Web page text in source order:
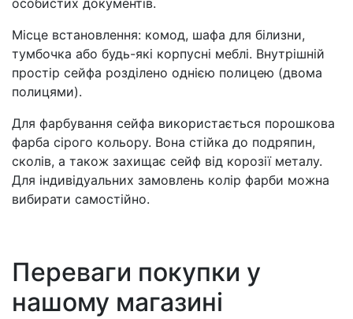
особистих документів.
Місце встановлення: комод, шафа для білизни,
тумбочка або будь-які корпусні меблі. Внутрішній
простір сейфа розділено однією полицею (двома
полицями).
Для фарбування сейфа використається порошкова
фарба сірого кольору. Вона стійка до подряпин,
сколів, а також захищає сейф від корозії металу.
Для індивідуальних замовлень колір фарби можна
вибирати самостійно.
Переваги покупки у
нашому магазині